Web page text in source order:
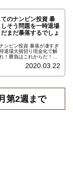
てのナンピン投資 暴
そう問題を一時退場
まだ暴落するでしょ
ンピン投資 暴落が凄すぎ
退場大損切り現金化で解
！勝負はこれからだ！
2020.03.22
第2週まで